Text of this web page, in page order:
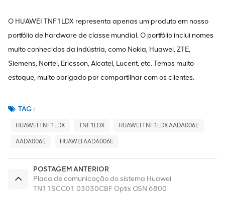
O HUAWEI TNF1LDX representa apenas um produto em nosso
portfólio de hardware de classe mundial. O portfólio inclui nomes
muito conhecidos da indústria, como Nokia, Huawei, ZTE,
Siemens, Nortel, Ericsson, Alcatel, Lucent, etc. Temos muito
estoque, muito obrigado por compartilhar com os clientes.
TAG :
HUAWEI TNF1LDX TNF1LDX HUAWEI TNF1LDX AADA006E
AADA006E HUAWEI AADA006E
POSTAGEM ANTERIOR
Placa de comunicação do sistema Huawei
TN11SCC01 03030CBF Optix OSN 6800